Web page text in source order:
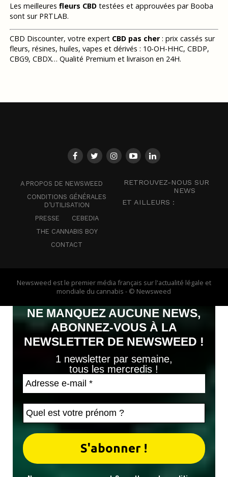
Les meilleures fleurs CBDtestées et approuvées par Booba
sont sur PRTLAB.
CBD Discounter, votre expert CBD pas cher: prix cassés sur
fleurs, résines, huiles, vapes et dérivés : 10-OH-HHC, CBDP,
CBG9, CBDX… Qualité Premium et livraison en 24H.
A PROPOS DE NEWSWEED
CONDITIONS GÉNÉRALES
D’UTILISATION
PRESSE
CEBEDIA
THE CANNABIS BOY
CONTACT
RETROUVEZ-NOUS SUR
NEWS
ET AILLEURS :
Newsweed est le premier média français sur l'actualité légale et
mondiale du cannabis - © Newsweed
NE MANQUEZ AUCUNE NEWS,
ABONNEZ-VOUS À LA
NEWSLETTER DE NEWSWEED !
1 newsletter par semaine,
tous les mercredis !